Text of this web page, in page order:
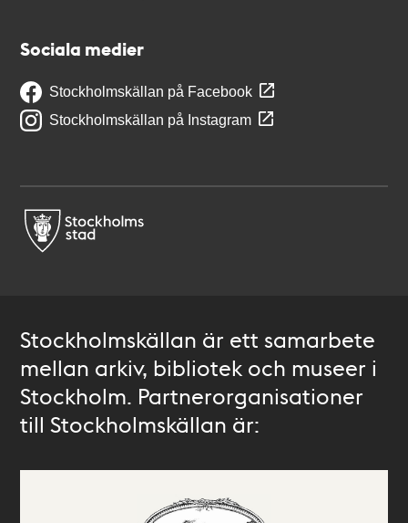
Sociala medier
Stockholmskällan på Facebook
Stockholmskällan på Instagram
Stockholmskällan är ett samarbete
mellan arkiv, bibliotek och museer i
Stockholm. Partnerorganisationer
till Stockholmskällan är: